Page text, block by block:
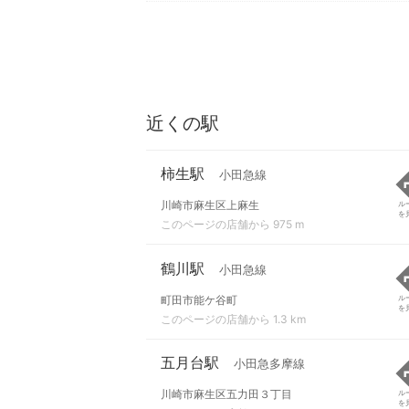
近くの駅
柿生駅 小田急線
川崎市麻生区上麻生
このページの店舗から 975 m
ル
を
鶴川駅 小田急線
町田市能ケ谷町
このページの店舗から 1.3 km
ル
を
五月台駅 小田急多摩線
川崎市麻生区五力田３丁目
ル
を